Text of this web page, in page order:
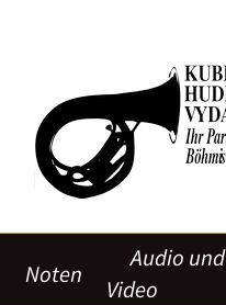
Noten
Audio und
Video